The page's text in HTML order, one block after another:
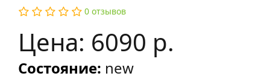
0 отзывов
Цена: 6090 р.
Состояние: new